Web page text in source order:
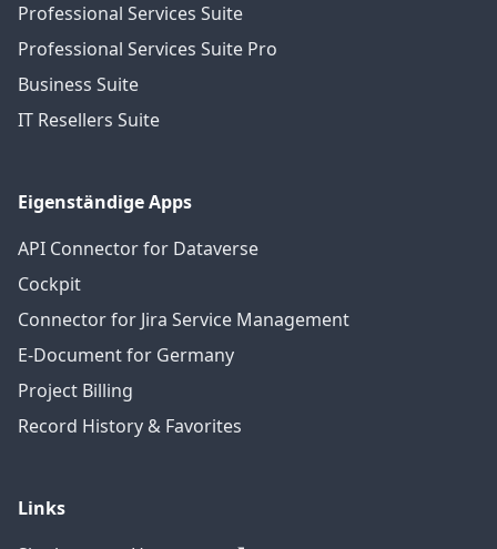
Professional Services Suite
Professional Services Suite Pro
Business Suite
IT Resellers Suite
Eigenständige Apps
API Connector for Dataverse
Cockpit
Connector for Jira Service Management
E-Document for Germany
Project Billing
Record History & Favorites
Links